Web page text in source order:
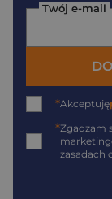
Twój e-mail
*Akceptuję
*Zgadzam
zasadach